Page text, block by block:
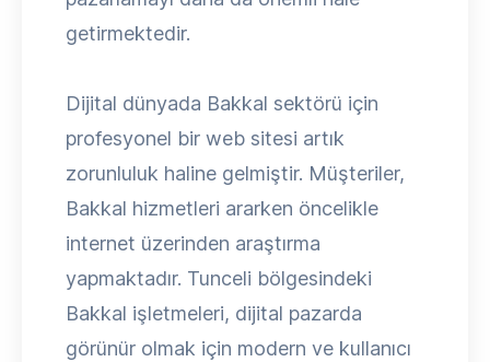
getirmektedir.
Dijital dünyada Bakkal sektörü için
profesyonel bir web sitesi artık
zorunluluk haline gelmiştir. Müşteriler,
Bakkal hizmetleri ararken öncelikle
internet üzerinden araştırma
yapmaktadır. Tunceli bölgesindeki
Bakkal işletmeleri, dijital pazarda
görünür olmak için modern ve kullanıcı